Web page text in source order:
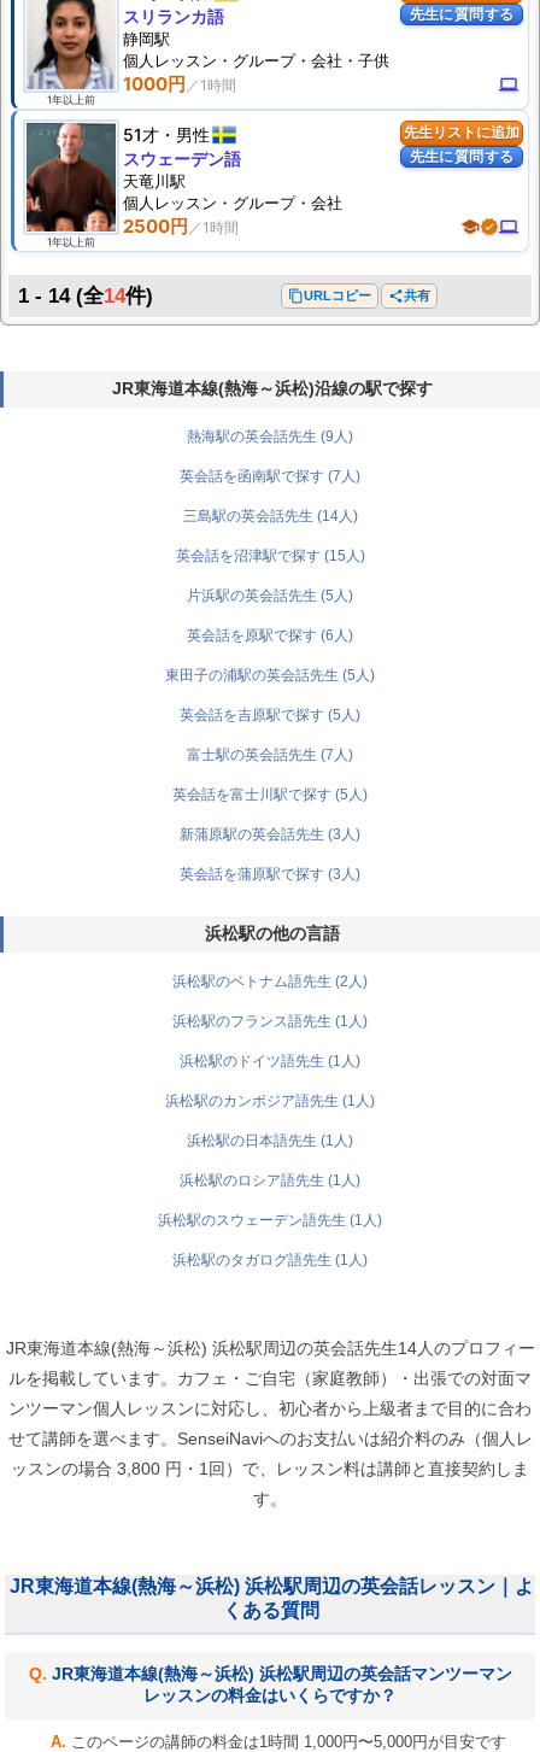
先生に質問する
1年以上前
1000円 computer
スリランカ語
静岡駅
個人 レッスン ・グループ・会社・子供
先生リストに追加
先生に質問する
1年以上前
51才 男性
2500円 schoolverifiedcomputer
スウェーデン語
天竜川駅
個人 レッスン ・グループ・会社
1 - 14(全14件) content_copyURLコピー share共有
JR東海道本線(熱海～浜松)沿線の駅で探す
熱海駅の英会話先生 (9人)
英会話を函南駅で探す (7人)
三島駅の英会話先生 (14人)
英会話を沼津駅で探す (15人)
片浜駅の英会話先生 (5人)
英会話を原駅で探す (6人)
東田子の浦駅の英会話先生 (5人)
英会話を吉原駅で探す (5人)
富士駅の英会話先生 (7人)
英会話を富士川駅で探す (5人)
新蒲原駅の英会話先生 (3人)
英会話を蒲原駅で探す (3人)
浜松駅の他の言語
浜松駅のベトナム語先生 (2人)
浜松駅のフランス語先生 (1人)
浜松駅のドイツ語先生 (1人)
浜松駅のカンボジア語先生 (1人)
浜松駅の日本語先生 (1人)
浜松駅のロシア語先生 (1人)
浜松駅のスウェーデン語先生 (1人)
浜松駅のタガログ語先生 (1人)
JR東海道本線(熱海～浜松) 浜松駅周辺の英会話先生14人のプロフィー
ルを掲載しています。カフェ・ご自宅（家庭教師）・出張での対面マ
ンツーマン個人レッスンに対応し、初心者から上級者まで目的に合わ
せて講師を選べます。SenseiNaviへのお支払いは紹介料のみ（個人レ
ッスンの場合 3,800 円・1回）で、レッスン料は講師と直接契約しま
す。
JR東海道本線(熱海～浜松) 浜松駅周辺の英会話レッスン｜よ
くある質問
JR東海道本線(熱海～浜松) 浜松駅周辺の英会話マンツーマン
レッスンの料金はいくらですか？
このページの講師の料金は1時間 1,000円〜5,000円が目安です